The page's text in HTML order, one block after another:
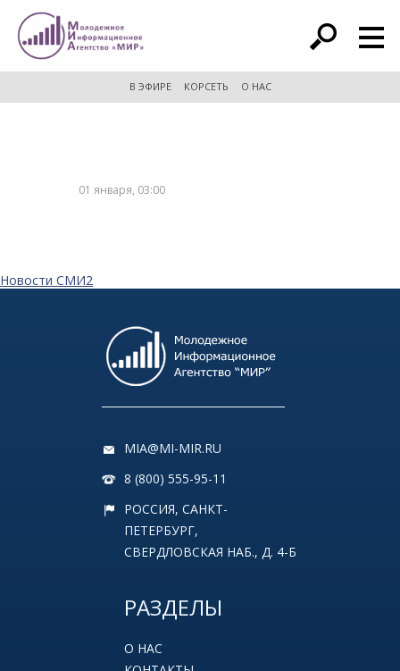
расширенный поиск
В ЭФИРЕ КОРСЕТЬ О НАС
01 января, 03:00
Новости СМИ2
MIA@MI-MIR.RU
8 (800) 555-95-11
РОССИЯ, САНКТ-
ПЕТЕРБУРГ,
СВЕРДЛОВСКАЯ НАБ., Д. 4-Б
РАЗДЕЛЫ
О НАС